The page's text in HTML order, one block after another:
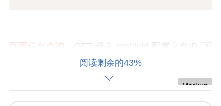
页面信息查询
：GET 传参 profileId 配置文件ID, 可
以读取当前页的网址，标题，是否加载完成信息。
Markup
http://127.0.0.1:35000/api/v1/
阅读剩余的43%